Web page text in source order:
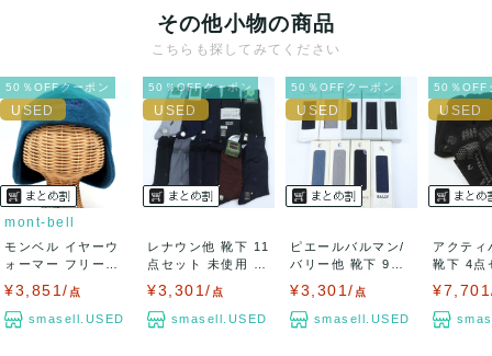
送料：¥1,650 (見込み)
送料表を確認する
出荷目安：5営業日以内
出荷予定日：なるべく最短で発送致します。
兵庫県から出荷
その他小物の商品
こちらも探してみてください
50％OFFクーポン
mont-bell
モンベル イヤーウ
ォーマー フリース
¥3,851/ 点
smasell.USED
50％OFFクーポン
レナウン他 靴下 11
点セット 未使用 ク
¥3,301/ 点
smasell.USED
50％OFFクーポン
ピエールバルマン/
バリー他 靴下 9点
¥3,301/ 点
smasell.USED
50％OFF
アクティ
靴下 4点